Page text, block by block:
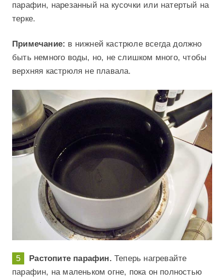
парафин, нарезанный на кусочки или натертый на
терке.
Примечание: в нижней кастрюле всегда должно
быть немного воды, но, не слишком много, чтобы
верхняя кастрюля не плавала.
Растопите парафин. Теперь нагревайте
парафин, на маленьком огне, пока он полностью